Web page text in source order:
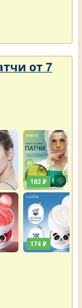
от 7
182 ₽
174 ₽